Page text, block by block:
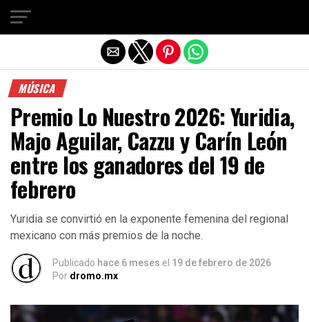
MÚSICA
Premio Lo Nuestro 2026: Yuridia,
Majo Aguilar, Cazzu y Carín León
entre los ganadores del 19 de
febrero
Yuridia se convirtió en la exponente femenina del regional
mexicano con más premios de la noche.
Publicado hace 6 meses el 19 de febrero de 2026
Por dromo.mx